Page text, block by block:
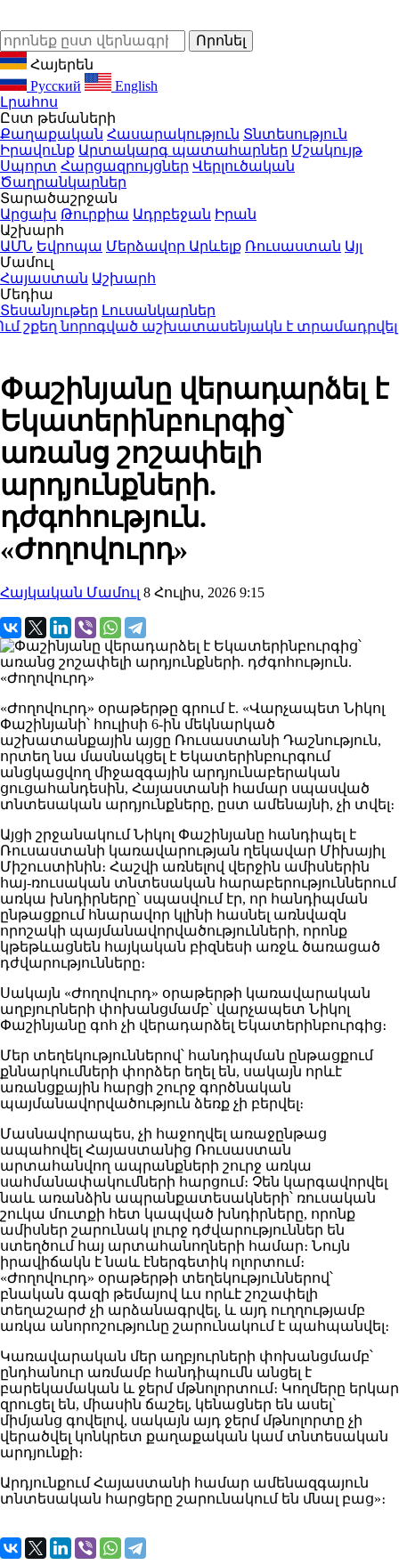
Հայերեն
Русский
English
Լրահոս
Ըստ թեմաների
Քաղաքական Հասարակություն Տնտեսություն
Իրավունք Արտակարգ պատահարներ Մշակույթ
Սպորտ Հարցազրույցներ Վերլուծական
Ծաղրանկարներ
Տարածաշրջան
Արցախ Թուրքիա Ադրբեջան Իրան
Աշխարհ
ԱՄՆ Եվրոպա Մերձավոր Արևելք Ռուսաստան Այլ
Մամուլ
Հայաստան Աշխարհ
Մեդիա
Տեսանյութեր Լուսանկարներ
նորոգված աշխատասենյակն է տրամադրվել
Փաշինյանը վերադարձել է
Եկատերինբուրգից՝
առանց շոշափելի
արդյունքների.
դժգոհություն.
«Ժողովուրդ»
Հայկական Մամուլ 8 Հուլիս, 2026 9:15
«Ժողովուրդ» օրաթերթը գրում է. «Վարչապետ Նիկոլ
Փաշինյանի՝ հուլիսի 6-ին մեկնարկած
աշխատանքային այցը Ռուսաստանի Դաշնություն,
որտեղ նա մասնակցել է Եկատերինբուրգում
անցկացվող միջազգային արդյունաբերական
ցուցահանդեսին, Հայաստանի համար սպասված
տնտեսական արդյունքները, ըստ ամենայնի, չի տվել։
Այցի շրջանակում Նիկոլ Փաշինյանը հանդիպել է
Ռուսաստանի կառավարության ղեկավար Միխայիլ
Միշուստինին։ Հաշվի առնելով վերջին ամիսներին
հայ-ռուսական տնտեսական հարաբերություններում
առկա խնդիրները՝ սպասվում էր, որ հանդիպման
ընթացքում հնարավոր կլինի հասնել առնվազն
որոշակի պայմանավորվածությունների, որոնք
կթեթևացնեն հայկական բիզնեսի առջև ծառացած
դժվարությունները։
Սակայն «Ժողովուրդ» օրաթերթի կառավարական
աղբյուրների փոխանցմամբ՝ վարչապետ Նիկոլ
Փաշինյանը գոհ չի վերադարձել Եկատերինբուրգից։
Մեր տեղեկություններով՝ հանդիպման ընթացքում
քննարկումների փորձեր եղել են, սակայն որևէ
առանցքային հարցի շուրջ գործնական
պայմանավորվածություն ձեռք չի բերվել։
Մասնավորապես, չի հաջողվել առաջընթաց
ապահովել Հայաստանից Ռուսաստան
արտահանվող ապրանքների շուրջ առկա
սահմանափակումների հարցում։ Չեն կարգավորվել
նաև առանձին ապրանքատեսակների՝ ռուսական
շուկա մուտքի հետ կապված խնդիրները, որոնք
ամիսներ շարունակ լուրջ դժվարություններ են
ստեղծում հայ արտահանողների համար։ Նույն
իրավիճակն է նաև էներգետիկ ոլորտում։
«Ժողովուրդ» օրաթերթի տեղեկություններով՝
բնական գազի թեմայով ևս որևէ շոշափելի
տեղաշարժ չի արձանագրվել, և այդ ուղղությամբ
առկա անորոշությունը շարունակում է պահպանվել։
Կառավարական մեր աղբյուրների փոխանցմամբ՝
ընդհանուր առմամբ հանդիպումն անցել է
բարեկամական և ջերմ մթնոլորտում։ Կողմերը երկար
զրուցել են, միասին ճաշել, կենացներ են ասել՝
միմյանց գովելով, սակայն այդ ջերմ մթնոլորտը չի
վերածվել կոնկրետ քաղաքական կամ տնտեսական
արդյունքի։
Արդյունքում Հայաստանի համար ամենազգայուն
տնտեսական հարցերը շարունակում են մնալ բաց»։